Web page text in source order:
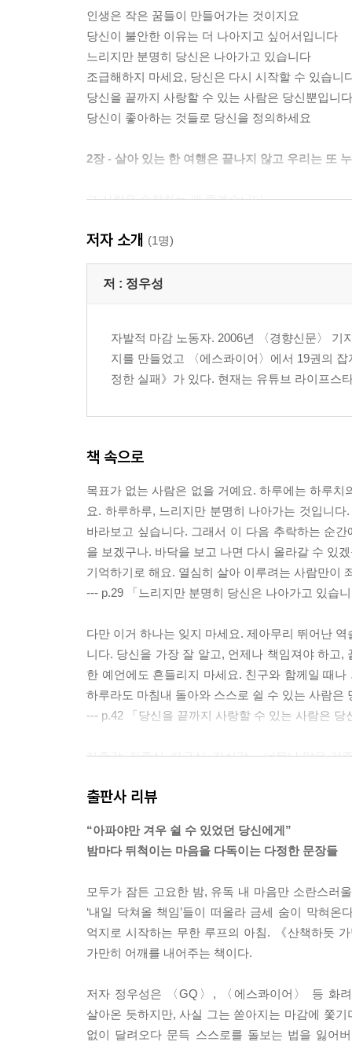
인생은 작은 꿈들이 만들어가는 것이지요
당신이 불안한 이유는 더 나아지고 싶어서입니다
느리지만 분명히 당신은 나아가고 있습니다
조급해하지 마세요, 당신은 다시 시작할 수 있습니
당신을 끝까지 사랑할 수 있는 사람은 당신뿐입니다
당신이 좋아하는 것들로 당신을 정의하세요
2장 - 살아 있는 한 여행은 끝나지 않고 우리는 또
그 사람은 손절하는 게 좋겠습니다
때때로 피할 수 없는 악인을 만나기도 하지만
관계에 너무 큰 기대를 걸면 생기는 일
인간관계에도 가지치기가 필요합니다
혼자일 수 있는 여유를 남겨둘 것
3장- 꾸준함 속에 쌓이는 것, 언젠가 빛날 거라 믿는
좋아하는 일을 발견하는 방법
하고 싶은 일로 밥벌이를 할 수 있다는 것
나의 속도로 가고 있습니다
한 번의 선택이 당신의 미래를 결정하지는 않아요
누구나 각자의 시간을 살고 있습니다
내 안의 소심함을 극복하는 법
냉소도 냉소적인 태도도 멀리하세요
못하는 일을 못한다고 하는 것도 용기입니다
정리와 루틴은 중요합니다
P의 일하기와 J의 일하기
어떻게든 매일 일해야 하는 이유
5장 - 우리의 불행은 휴식하지 않는 데서 발생합니
열심히 나 자신을 탐구할 뿐입니다
무기력과 휴식을 구분해야 하는 이유
잠을 자는 사람의 용기에 대하여
진정한 휴식은 순간 속에 있어요
인용도서 목록
저자 소개 (1명)
저 : 정우성
자발적 마감 노동자. 2006년 〈경향신문〉
지를 만들었고 〈에스콰이어〉에서 19권의
정한 실패》가 있다. 현재는 유튜브 라이프스
책 속으로
목표가 없는 사람은 없을 거예요. 하루에는 하루
요. 하루하루, 느리지만 분명히 나아가는 것입니
바라보고 싶습니다. 그래서 이 다음 추락하는 순
을 보겠구나. 바닥을 보고 나면 다시 올라갈 수 있겠
기억하기로 해요. 열심히 살아 이루려는 사람만이
--- p.29 「느리지만 분명히 당신은 나아가고 있습
다만 이거 하나는 잊지 마세요. 제아무리 뛰어난
니다. 당신을 가장 잘 알고, 언제나 책임져야 하고
한 예언에도 흔들리지 마세요. 친구와 함께일 때
하루라도 마침내 돌아와 스스로 쉴 수 있는 사람은
--- p.42 「당신을 끝까지 사랑할 수 있는 사람은 당
자존감, 자존심, 자긍심, 자신감… 너무나 많은 기
떤가요. 채우려고 애쓰지 않으면 또 어떤가요. 시
--- p.109 「언젠가 빛날 거라는 마음 하나만을 믿
여전히 반짝이고 있을 겁니다. 과거의 좋은 점이
그 단정한 사실로부터 내일을 살아가기 위한 힘을
--- p.115 「그 모든 빛은 사실 내 안에 있었습니다
성공을 거두지는 못했지만 포기하지도 않으려고
순간에도 약간의 의지만은 남아 있기 때문입니다.
출판사 리뷰
“아파야만 겨우 쉴 수 있었던 당신에게”
밤마다 뒤척이는 마음을 다독이는 다정한 문장들
모두가 잠든 고요한 밤, 유독 내 마음만 소란스러
‘내일 닥쳐올 책임’들이 떠올라 금세 숨이 막혀
억지로 시작하는 무한 루프의 아침. 《산책하듯
가만히 어깨를 내어주는 책이다.
저자 정우성은 〈GQ〉, 〈에스콰이어〉 등 화
살아온 듯하지만, 사실 그는 쏟아지는 마감에 쫓
없이 달려오다 문득 스스로를 돌보는 법을 잃어